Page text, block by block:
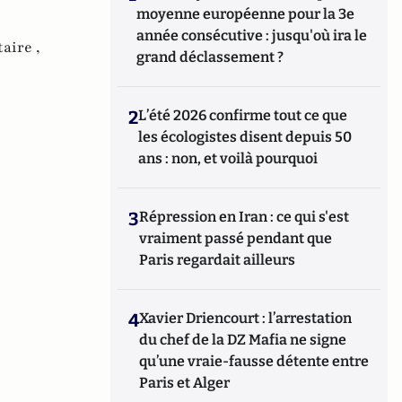
,
moyenne européenne pour la 3e
année consécutive : jusqu'où ira le
grand déclassement ?
2L’été 2026 confirme tout ce que
les écologistes disent depuis 50
ans : non, et voilà pourquoi
3Répression en Iran : ce qui s'est
vraiment passé pendant que
Paris regardait ailleurs
4Xavier Driencourt : l’arrestation
du chef de la DZ Mafia ne signe
qu’une vraie-fausse détente entre
Paris et Alger